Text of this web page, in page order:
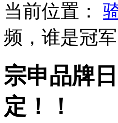
当前位置：
频，谁是冠
宗申品牌
定！！